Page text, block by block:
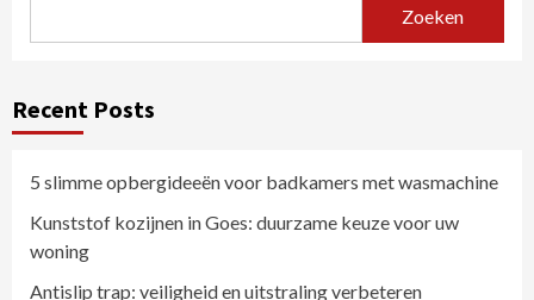
Zoeken
Recent Posts
5 slimme opbergideeën voor badkamers met wasmachine
Kunststof kozijnen in Goes: duurzame keuze voor uw
woning
Antislip trap: veiligheid en uitstraling verbeteren